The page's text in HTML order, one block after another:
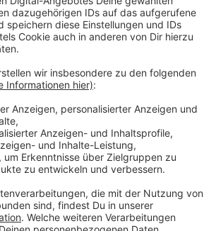
Polizei
der Düsseldorfer Polizei